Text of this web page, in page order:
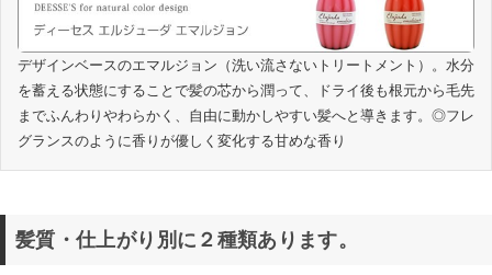
デザインベースのエマルジョン（洗い流さないトリートメント）。水分
を蓄える状態にすることで髪の芯から潤って、ドライ後も根元から毛先
までふんわりやわらかく、自由に動かしやすい髪へと導きます。◎フレ
グランスのように香りが優しく変化する甘めな香り
髪質・仕上がり別に２種類あります。